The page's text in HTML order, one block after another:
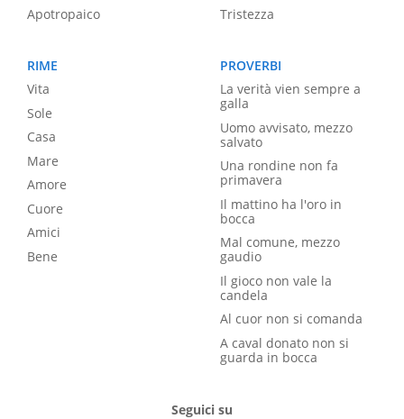
Apotropaico
Tristezza
RIME
Vita
Sole
Casa
Mare
Amore
Cuore
Amici
Bene
PROVERBI
La verità vien sempre a
galla
Uomo avvisato, mezzo
salvato
Una rondine non fa
primavera
Il mattino ha l'oro in
bocca
Mal comune, mezzo
gaudio
Il gioco non vale la
candela
Al cuor non si comanda
A caval donato non si
guarda in bocca
Seguici su